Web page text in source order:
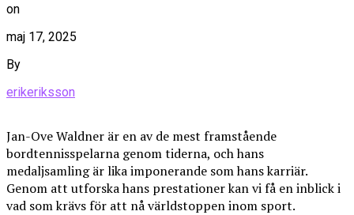
on
maj 17, 2025
By
erikeriksson
Jan-Ove Waldner är en av de mest framstående
bordtennisspelarna genom tiderna, och hans
medaljsamling är lika imponerande som hans karriär.
Genom att utforska hans prestationer kan vi få en inblick i
vad som krävs för att nå världstoppen inom sport.